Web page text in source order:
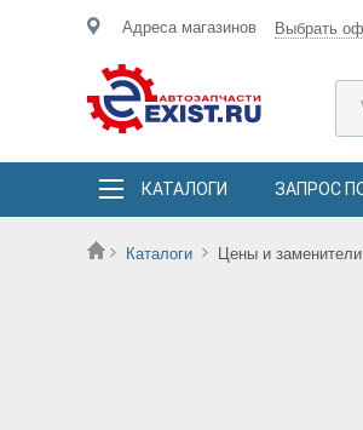
Адреса магазинов Выбрать
КАТАЛОГИ ЗАПРОС
Каталоги Цены и заменители